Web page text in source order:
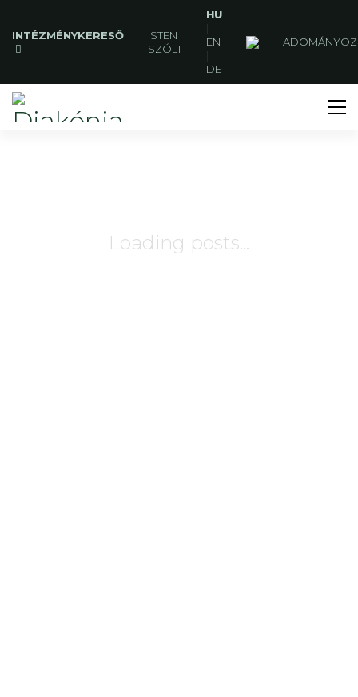
INTÉZMÉNYKERESŐ
ISTEN
SZÓLT
HU
|
EN
|
DE
Loading posts...